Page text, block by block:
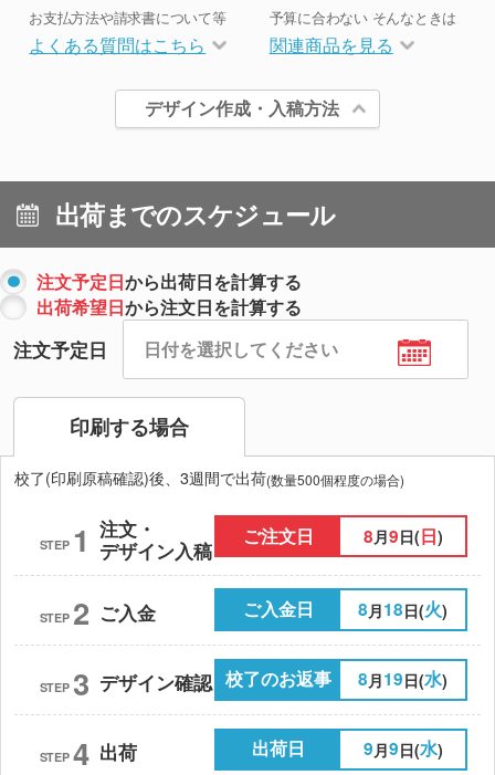
お支払方法や請求書について等
よくある質問はこちら
予算に合わない そんなときは
関連商品を見る
デザイン作成・入稿方法
出荷までのスケジュール
注文予定日から出荷日を計算する
出荷希望日から注文日を計算する
注文予定日
印刷する場合
校了(印刷原稿確認)後、3週間で出荷(数量500個程度の場合)
STEP 1 注文・
デザイン入稿
ご注文日 8月9日(日)
STEP 2 ご入金 ご入金日 8 月18日(火)
STEP 3 デザイン確認 校了のお返事 8 月19日(水)
STEP 4 出荷 出荷日 9 月9日(水)